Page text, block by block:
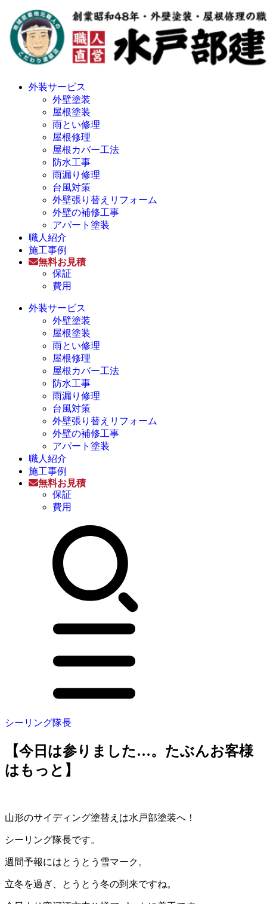
外装サービス
外壁塗装
屋根塗装
雨とい修理
屋根修理
屋根カバー工法
防水工事
雨漏り修理
台風対策
外壁張り替えリフォーム
外壁の補修工事
アパート塗装
職人紹介
施工事例
無料お見積
保証
費用
外装サービス
外壁塗装
屋根塗装
雨とい修理
屋根修理
屋根カバー工法
防水工事
雨漏り修理
台風対策
外壁張り替えリフォーム
外壁の補修工事
アパート塗装
職人紹介
施工事例
無料お見積
保証
費用
シーリング隊長
【今日は参りました…。たぶんお客様
はもっと】
山形のサイディング塗替えは水戸部塗装へ！
シーリング隊長です。
週間予報にはとうとう雪マーク。
立冬を過ぎ、とうとう冬の到来ですね。